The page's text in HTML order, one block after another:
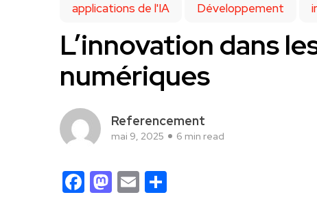
applications de l'IA Développement
L’innovation dans
numériques
Referencement
mai 9, 2025 6 min read
Facebook
Mastodon
Email